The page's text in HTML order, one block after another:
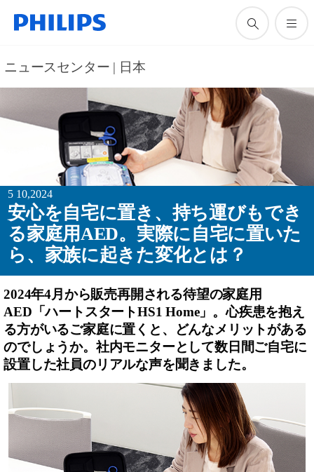
ニュースセンター | 日本
5 10,2024
安心を自宅に置き、持ち運びもでき
る家庭用AED。実際に自宅に置いた
ら、家族に起きた変化とは？
2024年4月から販売再開される待望の家庭用
AED「ハートスタートHS1 Home」。心疾患を抱え
る方がいるご家庭に置くと、どんなメリットがある
のでしょうか。社内モニターとして数日間ご自宅に
設置した社員のリアルな声を聞きました。